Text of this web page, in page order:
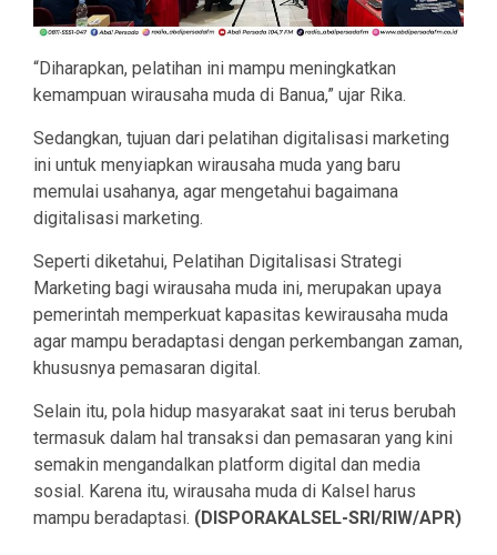
“Diharapkan, pelatihan ini mampu meningkatkan
kemampuan wirausaha muda di Banua,” ujar Rika.
Sedangkan, tujuan dari pelatihan digitalisasi marketing
ini untuk menyiapkan wirausaha muda yang baru
memulai usahanya, agar mengetahui bagaimana
digitalisasi marketing.
Seperti diketahui, Pelatihan Digitalisasi Strategi
Marketing bagi wirausaha muda ini, merupakan upaya
pemerintah memperkuat kapasitas kewirausaha muda
agar mampu beradaptasi dengan perkembangan zaman,
khususnya pemasaran digital.
Selain itu, pola hidup masyarakat saat ini terus berubah
termasuk dalam hal transaksi dan pemasaran yang kini
semakin mengandalkan platform digital dan media
sosial. Karena itu, wirausaha muda di Kalsel harus
mampu beradaptasi. (DISPORAKALSEL-SRI/RIW/APR)